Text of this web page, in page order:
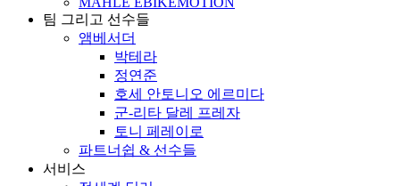
팀 그리고 선수들
앰베서더
박테라
정연준
호세 안토니오 에르미다
군-리타 달레 프레자
토니 페레이로
파트너쉽 & 선수들
서비스